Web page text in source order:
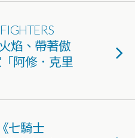
焰、帶著傲
阿修．克里
七騎士